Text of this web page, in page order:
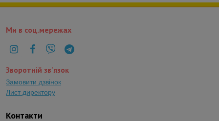
Контакти
Ми в соц.мережах
Зворотній зв'язок
Замовити дзвінок
Лист директору